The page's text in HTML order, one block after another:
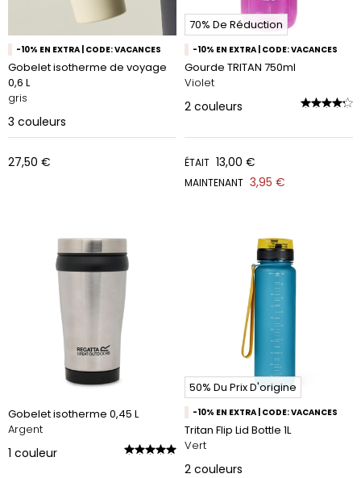
-10% EN EXTRA | CODE: VACANCES
Gobelet isotherme de voyage
0,6 L
gris
3 couleurs
27,50 €
70% De Réduction
-10% EN EXTRA | CODE: VACANCES
Gourde TRITAN 750ml
Violet
2 couleurs
ÉTAIT 13,00 €
MAINTENANT 3,95 €
Gobelet isotherme 0,45 L
Argent
1 couleur
50% Du Prix D'origine
-10% EN EXTRA | CODE: VACANCES
Tritan Flip Lid Bottle 1L
Vert
2 couleurs